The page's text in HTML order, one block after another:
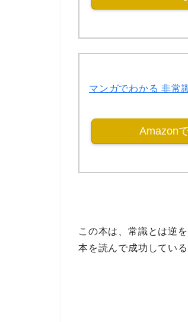
マンガでわかる 非常
Amazon
この本は、常識とは逆
本を読んで成功してい